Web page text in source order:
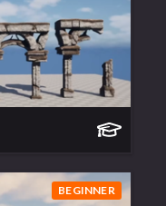
BEGINNER